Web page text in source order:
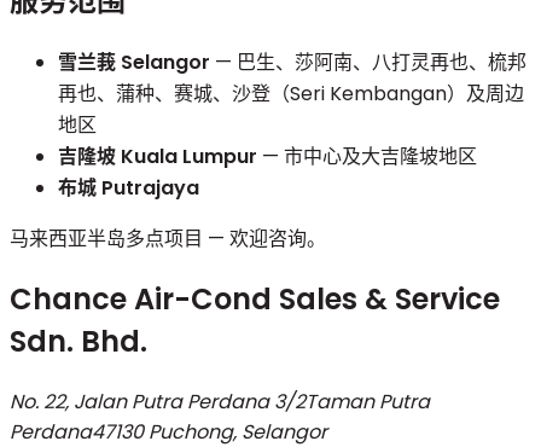
雪兰莪 Selangor — 巴生、莎阿南、八打灵再也、梳邦
再也、蒲种、赛城、沙登（Seri Kembangan）及周边
地区
吉隆坡 Kuala Lumpur — 市中心及大吉隆坡地区
布城 Putrajaya
马来西亚半岛多点项目 — 欢迎咨询。
Chance Air-Cond Sales & Service
Sdn. Bhd.
No. 22, Jalan Putra Perdana 3/2Taman Putra
Perdana47130 Puchong, Selangor